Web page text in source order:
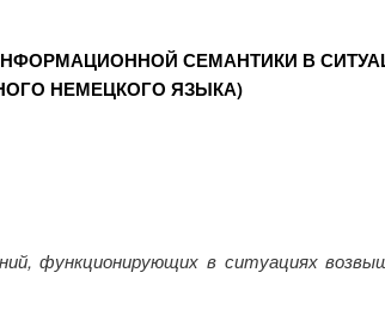
СЕМАНТИКИ В
НЕМЕЦКОГО ЯЗЫКА)
функционирующих в ситуациях